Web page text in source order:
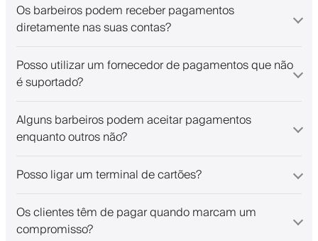
Os barbeiros podem receber pagamentos
diretamente nas suas contas?
Posso utilizar um fornecedor de pagamentos que não
é suportado?
Alguns barbeiros podem aceitar pagamentos
enquanto outros não?
Posso ligar um terminal de cartões?
Os clientes têm de pagar quando marcam um
compromisso?